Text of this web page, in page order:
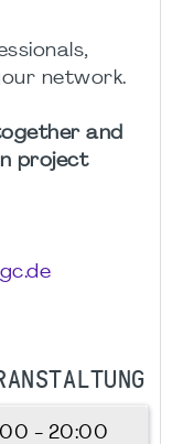
network.
and
project
- 20:00